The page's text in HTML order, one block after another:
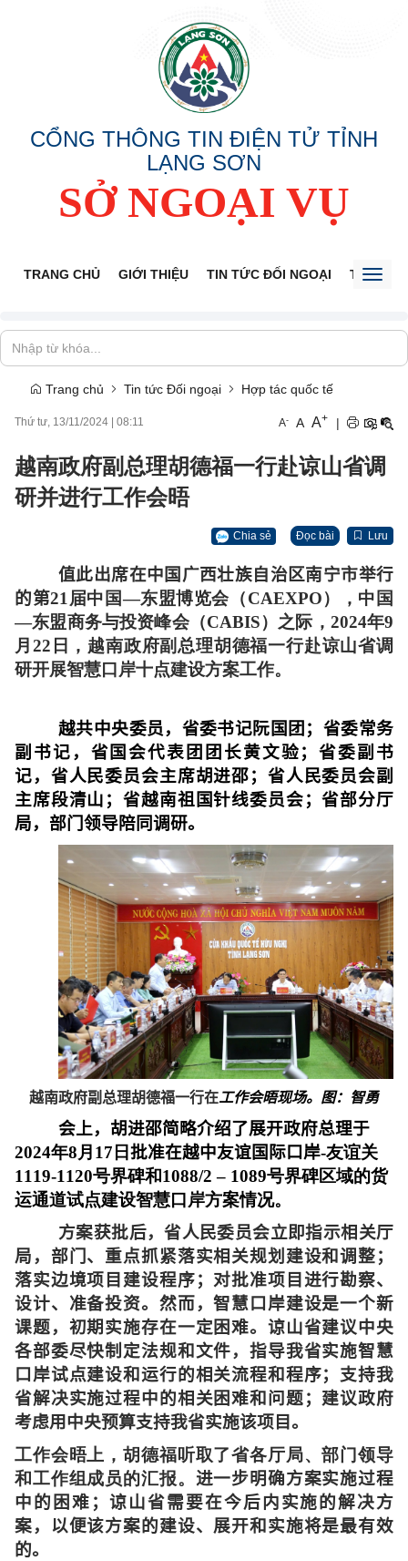
CỔNG THÔNG TIN ĐIỆN TỬ TỈNH
LẠNG SƠN
SỞ NGOẠI VỤ
TRANG CHỦ GIỚI THIỆU TIN TỨC ĐỐI NGOẠI THÔNG
Trang chủ Tin tức Đối ngoại Hợp tác quốc tế
Thứ tư, 13/11/2024 08:11 A- A A+ |
越南政府副总理胡德福一行赴谅山省调
研并进行工作会晤
Chia sẻ Đọc bài Lưu
值此出席在中国广西壮族自治区南宁市举行
的第21届中国—东盟博览会（CAEXPO），中国
—东盟商务与投资峰会（CABIS）之际，2024年9
月22日，越南政府副总理胡德福一行赴谅山省调
研开展智慧口岸十点建设方案工作。
越共中央委员，省委书记阮国团；省委常务
副书记，省国会代表团团长黄文验；省委副书
记，省人民委员会主席胡进邵；省人民委员会副
主席段清山；省越南祖国针线委员会；省部分厅
局，部门领导陪同调研。
越南政府副总理胡德福一行在工作会晤现场。图：智勇
会上，胡进邵简略介绍了展开政府总理于
2024年8月17日批准在越中友谊国际口岸-友谊关
1119-1120号界碑和1088/2 – 1089号界碑区域的货
运通道试点建设智慧口岸方案情况。
方案获批后，省人民委员会立即指示相关厅
局，部门、重点抓紧落实相关规划建设和调整；
落实边境项目建设程序；对批准项目进行勘察、
设计、准备投资。然而，智慧口岸建设是一个新
课题，初期实施存在一定困难。谅山省建议中央
各部委尽快制定法规和文件，指导我省实施智慧
口岸试点建设和运行的相关流程和程序；支持我
省解决实施过程中的相关困难和问题；建议政府
考虑用中央预算支持我省实施该项目。
工作会晤上，胡德福听取了省各厅局、部门领导
和工作组成员的汇报。 进一步明确方案实施过程
中的困难；谅山省需要在今后内实施的解决方
案，以便该方案的建设、展开和实施将是最有效
的。